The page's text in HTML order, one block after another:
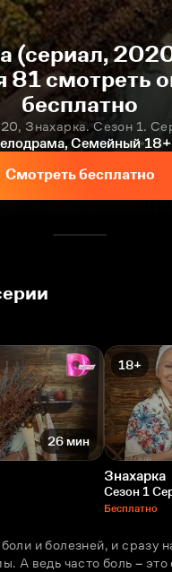
(сериал,
81 смотреть
бесплатно
Знахарка. Сезон 1.
Семейный 18+
Смотреть бесплатно
26 мин
18+
Знахарка
Сезон 1
Бесплатно
и болезней, и сразу
А ведь часто боль – это